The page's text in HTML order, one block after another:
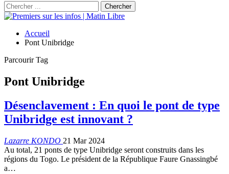
Accueil
Pont Unibridge
Parcourir Tag
Pont Unibridge
Désenclavement : En quoi le pont de type
Unibridge est innovant ?
Lazarre KONDO 21 Mar 2024
Au total, 21 ponts de type Unibridge seront construits dans les
régions du Togo. Le président de la République Faure Gnassingbé
a…